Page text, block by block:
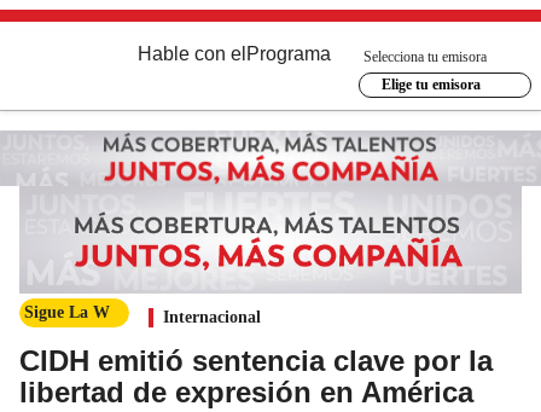
Hable con el Programa
Selecciona tu emisora
Elige tu emisora
Sigue La W Internacional
CIDH emitió sentencia clave por la
libertad de expresión en América